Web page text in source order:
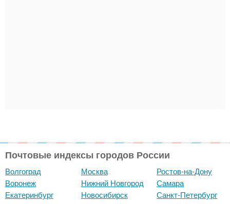
Почтовые индексы городов России
Волгоград
Воронеж
Екатеринбург
Москва
Нижний Новгород
Новосибирск
Ростов-на-Дону
Самара
Санкт-Петербург